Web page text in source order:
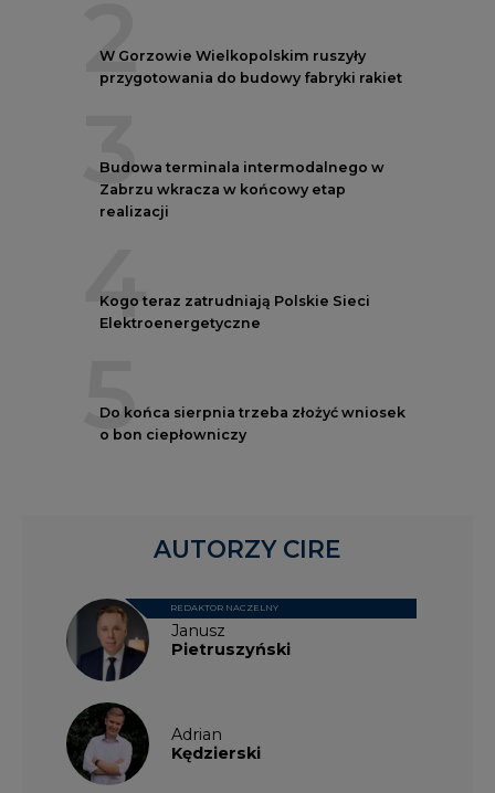
2
W Gorzowie Wielkopolskim ruszyły
przygotowania do budowy fabryki rakiet
3
Budowa terminala intermodalnego w
Zabrzu wkracza w końcowy etap
realizacji
4
Kogo teraz zatrudniają Polskie Sieci
Elektroenergetyczne
5
Do końca sierpnia trzeba złożyć wniosek
o bon ciepłowniczy
Janusz
Pietruszyński
REDAKTOR NACZELNY
Adrian
Kędzierski
AUTORZY CIRE